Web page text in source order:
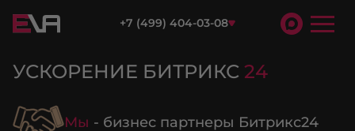
+7 (499) 404-03-08
УСКОРЕНИЕ БИТРИКС 24
Мы - бизнес партнеры Битрикс24